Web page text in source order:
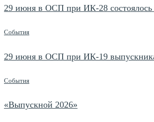
29 июня в ОСП при ИК-28 состоялось
События
29 июня в ОСП при ИК-19
События
«Выпускной 2026»